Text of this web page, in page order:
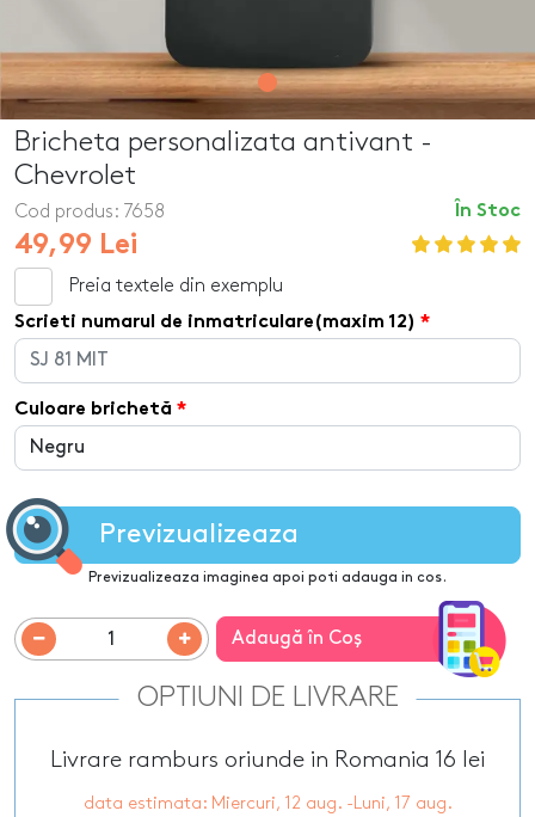
Bricheta personalizata antivant -
Chevrolet
În Stoc
Cod produs: 7658
49,99 Lei
Preia textele din exemplu
Scrieti numarul de inmatriculare(maxim 12)
Culoare brichetă
Previzualizeaza
Previzualizeaza imaginea apoi poti adauga in cos.
Adaugă în Coş
OPTIUNI DE LIVRARE
Livrare ramburs oriunde in Romania 16 lei
data estimata: Miercuri, 12 aug. -Luni, 17 aug.